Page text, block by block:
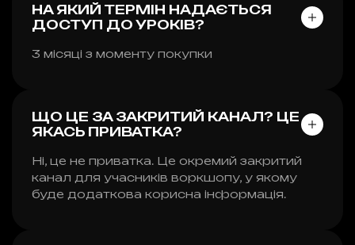
НА ЯКИЙ ТЕРМІН НАДАЄТЬСЯ
ДОСТУП ДО УРОКІВ?
3 місяці з моменту покупки
ЩО ЦЕ ЗА ЗАКРИТИЙ КАНАЛ? ЦЕ
ЯКАСЬ ПРИВАТКА?
Ні, це не приватка. Це окремий закритий
канал для учасників воркшопу, у якому
буде додаткова корисна інформація.